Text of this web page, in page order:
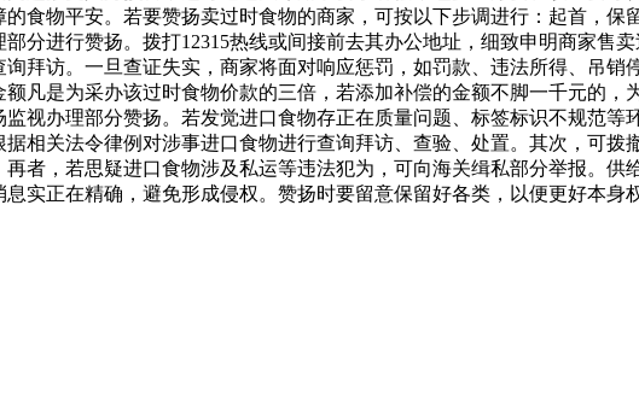
食物平安。若要赞扬卖过时食物的商家，可按以下步调进行：起首，保
分进行赞扬。拨打12315热线或间接前去其办公地址，细致申明商家售
拜访。一旦查证失实，商家将面对响应惩罚，如罚款、违法所得、吊销
凡是为采办该过时食物价款的三倍，若添加补偿的金额不脚一千元的，
视办理部分赞扬。若发觉进口食物存正在质量问题、标签标识不规范等
相关法令律例对涉事进口食物进行查询拜访、查验、处置。其次，可拨
者，若思疑进口食物涉及私运等违法犯为，可向海关缉私部分举报。供
实正在精确，避免形成侵权。赞扬时要留意保留好各类，以便更好本身